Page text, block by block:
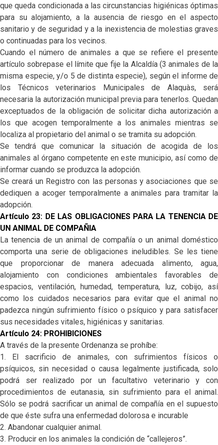
que queda condicionada a las circunstancias higiénicas óptimas
para su alojamiento, a la ausencia de riesgo en el aspecto
sanitario y de seguridad y a la inexistencia de molestias graves
o continuadas para los vecinos.
Cuando el número de animales a que se refiere el presente
artículo sobrepase el límite que fije la Alcaldía (3 animales de la
misma especie, y/o 5 de distinta especie), según el informe de
los Técnicos veterinarios Municipales de Alaquàs, será
necesaria la autorización municipal previa para tenerlos. Quedan
exceptuados de la obligación de solicitar dicha autorización a
los que acogen temporalmente a los animales mientras se
localiza al propietario del animal o se tramita su adopción.
Se tendrá que comunicar la situación de acogida de los
animales al órgano competente en este municipio, así como de
informar cuando se produzca la adopción.
Se creará un Registro con las personas y asociaciones que se
dediquen a acoger temporalmente a animales para tramitar la
adopción.
Artículo 23: DE LAS OBLIGACIONES PARA LA TENENCIA DE
UN ANIMAL DE COMPAÑIA
La tenencia de un animal de compañía o un animal doméstico
comporta una serie de obligaciones ineludibles. Se les tiene
que proporcionar de manera adecuada alimento, agua,
alojamiento con condiciones ambientales favorables de
espacios, ventilación, humedad, temperatura, luz, cobijo, así
como los cuidados necesarios para evitar que el animal no
padezca ningún sufrimiento físico o psíquico y para satisfacer
sus necesidades vitales, higiénicas y sanitarias.
Artículo 24: PROHIBICIONES
A través de la presente Ordenanza se prohíbe:
1. El sacrificio de animales, con sufrimientos físicos o
psíquicos, sin necesidad o causa legalmente justificada, solo
podrá ser realizado por un facultativo veterinario y con
procedimientos de eutanasia, sin sufrimiento para el animal.
Sólo se podrá sacrificar un animal de compañía en el supuesto
de que éste sufra una enfermedad dolorosa e incurable
2. Abandonar cualquier animal.
3. Producir en los animales la condición de “callejeros”.